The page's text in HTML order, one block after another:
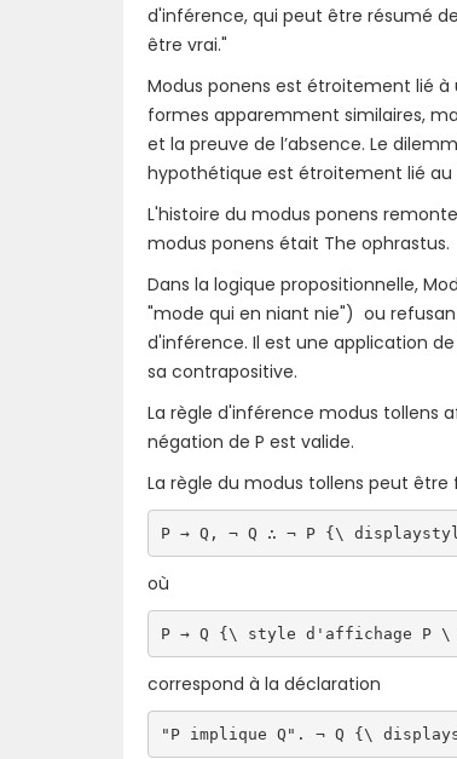
d'inférence, qui peut être résumé
être vrai."
Modus ponens est étroitement lié à
formes apparemment similaires,
et la preuve de l’absence. Le
hypothétique est étroitement lié au
L'histoire du modus ponens
modus ponens était The ophrastus.
Dans la logique propositionnelle,
"mode qui en niant nie") ou
d'inférence. Il est une application
sa contrapositive.
La règle d'inférence modus tollens
négation de P est valide.
La règle du modus tollens peut
P → Q, ¬ Q ∴ ¬ P {\
où
P → Q {\ style d'affichage P
correspond à la déclaration
"P implique Q". ¬ Q {\